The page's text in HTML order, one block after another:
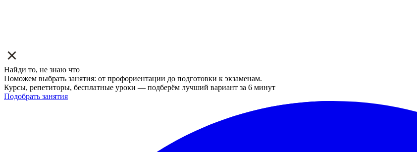
Найди то, не знаю что
Поможем выбрать занятия: от профориентации до подготовки к экзаменам.
Курсы, репетиторы, бесплатные уроки — подберём лучший вариант за 6 минут
Подобрать занятия